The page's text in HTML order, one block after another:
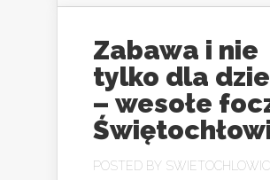
Zabawa i nie
tylko dla
– wesołe
POSTED BY